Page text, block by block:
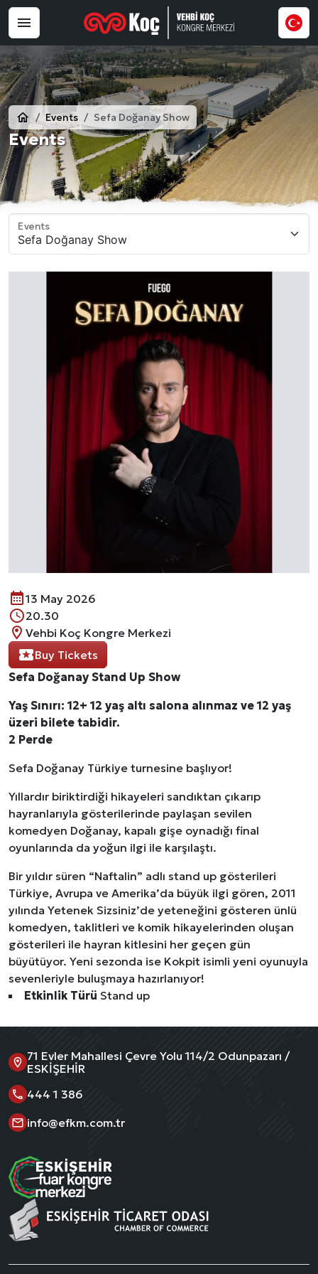
Events Sefa Doğanay Show
Events
Events
13 May 2026
20.30
Vehbi Koç Kongre Merkezi
Buy Tickets
Sefa Doğanay Stand Up Show
Yaş Sınırı: 12+ 12 yaş altı salona alınmaz ve 12 yaş
üzeri bilete tabidir.
2 Perde
Sefa Doğanay Türkiye turnesine başlıyor!
Yıllardır biriktirdiği hikayeleri sandıktan çıkarıp
hayranlarıyla gösterilerinde paylaşan sevilen
komedyen Doğanay, kapalı gişe oynadığı final
oyunlarında da yoğun ilgi ile karşılaştı.
Bir yıldır süren “Naftalin” adlı stand up gösterileri
Türkiye, Avrupa ve Amerika’da büyük ilgi gören, 2011
yılında Yetenek Sizsiniz’de yeteneğini gösteren ünlü
komedyen, taklitleri ve komik hikayelerinden oluşan
gösterileri ile hayran kitlesini her geçen gün
büyütüyor. Yeni sezonda ise Kokpit isimli yeni oyunuyla
sevenleriyle buluşmaya hazırlanıyor!
Etkinlik Türü Stand up
71 Evler Mahallesi Çevre Yolu 114/2 Odunpazarı /
ESKİŞEHİR
444 1 386
info@efkm.com.tr